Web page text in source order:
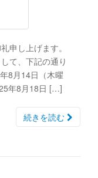
申し上げます。
て、下記の通り
8月14日（木曜
年8月18日 […]
続きを読む